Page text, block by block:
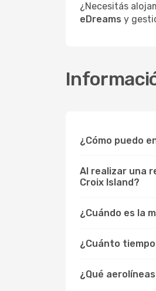
¿Necesitás
eDreams y
¿Cómo puedo
Al realizar una
Croix Island?
¿Cuándo es la
¿Cuánto
¿Qué